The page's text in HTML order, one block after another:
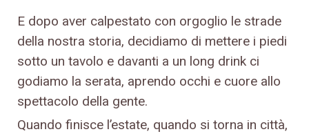
E dopo aver calpestato con orgoglio le strade
della nostra storia, decidiamo di mettere i piedi
sotto un tavolo e davanti a un long drink ci
godiamo la serata, aprendo occhi e cuore allo
spettacolo della gente.
Quando finisce l’estate, quando si torna in città,